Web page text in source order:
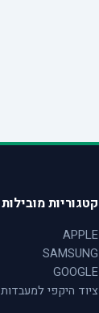
קטגוריות מובילות
APPLE
SAMSUNG
GOOGLE
ציוד היקפי למעבדות